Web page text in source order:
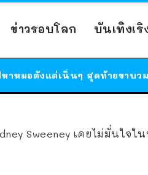
ข่าวรอบโลก บันเทิงเริ ร้านอาหารในนิ
ได้เวลาเ
Sweeney เคยไม่มั่นใจใ